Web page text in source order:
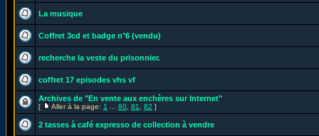
La musique
Coffret 3cd et badge n°6 (vendu)
recherche la veste du prisonnier.
coffret 17 episodes vhs vf
Archives de "En vente aux enchères sur Internet"
[ Aller à la page: 1 80 81 82 ]
2 tasses à café expresso de collection à vendre